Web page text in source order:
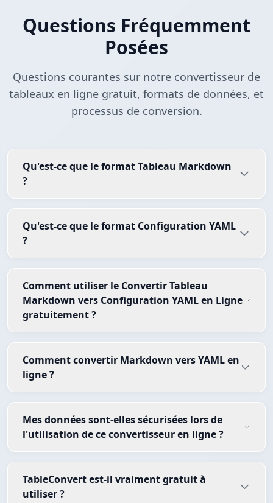
Questions Fréquemment
Posées
Questions courantes sur notre convertisseur de
tableaux en ligne gratuit, formats de données, et
processus de conversion.
Qu'est-ce que le format Tableau Markdown
?
Qu'est-ce que le format Configuration YAML
?
Comment utiliser le Convertir Tableau
Markdown vers Configuration YAML en Ligne
gratuitement ?
Comment convertir Markdown vers YAML en
ligne ?
Mes données sont-elles sécurisées lors de
l'utilisation de ce convertisseur en ligne ?
TableConvert est-il vraiment gratuit à
utiliser ?